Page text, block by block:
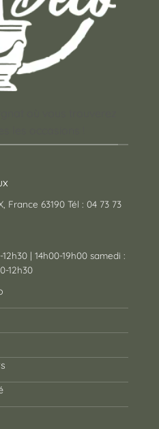
France 63190 Tél : 04 73 73
| 14h00-19h00 samedi :
12h30